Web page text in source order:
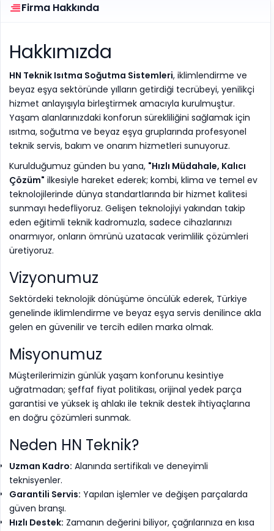
Firma Hakkında
Hakkımızda
HN Teknik Isıtma Soğutma Sistemleri, iklimlendirme ve
beyaz eşya sektöründe yılların getirdiği tecrübeyi, yenilikçi
hizmet anlayışıyla birleştirmek amacıyla kurulmuştur.
Yaşam alanlarınızdaki konforun sürekliliğini sağlamak için
ısıtma, soğutma ve beyaz eşya gruplarında profesyonel
teknik servis, bakım ve onarım hizmetleri sunuyoruz.
​Kurulduğumuz günden bu yana, "Hızlı Müdahale, Kalıcı
Çözüm" ilkesiyle hareket ederek; kombi, klima ve temel ev
teknolojilerinde dünya standartlarında bir hizmet kalitesi
sunmayı hedefliyoruz. Gelişen teknolojiyi yakından takip
eden eğitimli teknik kadromuzla, sadece cihazlarınızı
onarmıyor, onların ömrünü uzatacak verimlilik çözümleri
üretiyoruz.
​Vizyonumuz
​Sektördeki teknolojik dönüşüme öncülük ederek, Türkiye
genelinde iklimlendirme ve beyaz eşya servis denilince akla
gelen en güvenilir ve tercih edilen marka olmak.
​Misyonumuz
​Müşterilerimizin günlük yaşam konforunu kesintiye
uğratmadan; şeffaf fiyat politikası, orijinal yedek parça
garantisi ve yüksek iş ahlakı ile teknik destek ihtiyaçlarına
en doğru çözümleri sunmak.
​Neden HN Teknik?
Uzman Kadro: Alanında sertifikalı ve deneyimli
teknisyenler.
Garantili Servis: Yapılan işlemler ve değişen parçalarda
güven branşı.
Hızlı Destek: Zamanın değerini biliyor, çağrılarınıza en kısa